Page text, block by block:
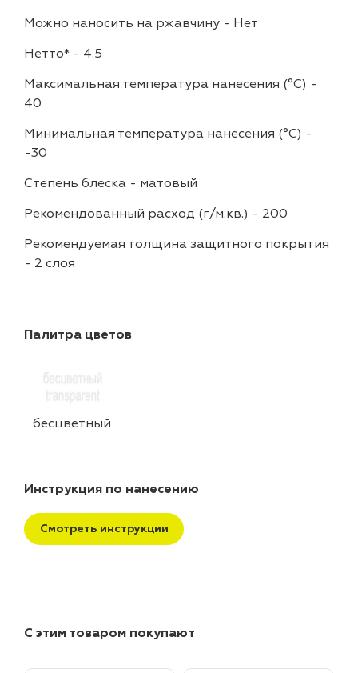
Можно наносить на ржавчину - Нет
Нетто* - 4.5
Максимальная температура нанесения (°С) -
40
Минимальная температура нанесения (°С) -
-30
Степень блеска - матовый
Рекомендованный расход (г/м.кв.) - 200
Рекомендуемая толщина защитного покрытия
- 2 слоя
Палитра цветов
бесцветный
Инструкция по нанесению
Смотреть инструкции
С этим товаром покупают